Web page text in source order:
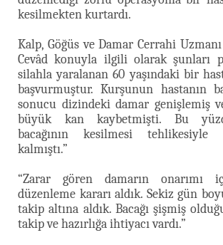
kesilmekten kurtardı.
Kalp, Göğüs ve Damar Cerrahi
Cevâd konuyla ilgili olarak şunları
silahla yaralanan 60 yaşındaki bir
başvurmuştur. Kurşunun hastanın
sonucu dizindeki damar genişlemiş
büyük kan kaybetmişti. Bu
bacağının kesilmesi tehlikesiyle
kalmıştı.”
“Zarar gören damarın onarımı
düzenleme kararı aldık. Sekiz gün
takip altına aldık. Bacağı şişmiş
takip ve hazırlığa ihtiyacı vardı.”